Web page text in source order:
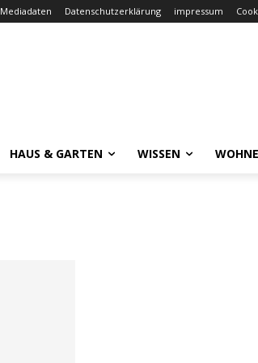
Mediadaten Datenschutzerklärung impressum
HAUS & GARTEN WISSEN